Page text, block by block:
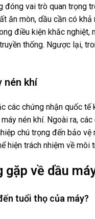
vai trò quan trọng
ăn mòn, dầu cần có
điều kiện khắc
thống. Ngược lại,
nén khí
các chứng nhận quốc
nén khí. Ngoài ra,
chú trọng đến bảo
trách nhiệm về
về dầu
tuổi thọ của máy?